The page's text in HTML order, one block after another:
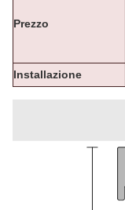
Prezzo
Installazione